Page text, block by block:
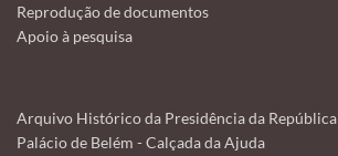
Reprodução de documentos
Apoio à pesquisa
Arquivo Histórico da Presidência da República
Palácio de Belém - Calçada da Ajuda